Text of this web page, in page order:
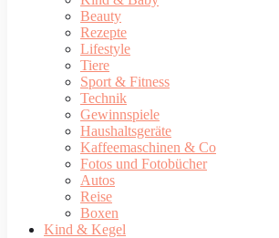
Beauty
Rezepte
Lifestyle
Tiere
Sport & Fitness
Technik
Gewinnspiele
Haushaltsgeräte
Kaffeemaschinen & Co
Fotos und Fotobücher
Autos
Reise
Boxen
Kind & Kegel